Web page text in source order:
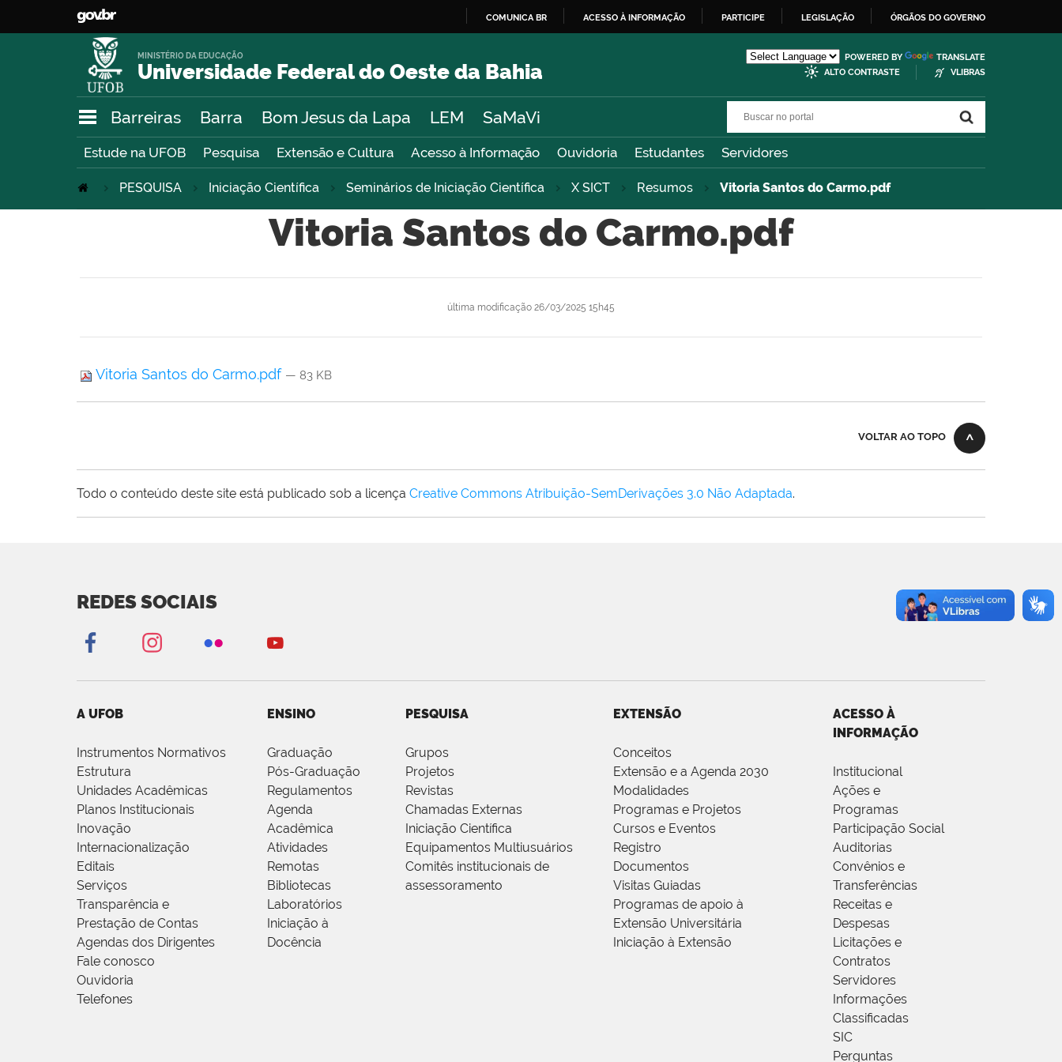
O
COMUNICA BR ACESSO À INFORMAÇÃO PARTICIPE LEGISLAÇÃO ÓRGÃOS DO GOVERNO
Universidade Federal do Oeste da Bahia
MINISTÉRIO DA EDUCAÇÃO POWERED BY
TRANSLATE
ALTO CONTRASTE
VLIBRAS
Barreiras Barra Bom Jesus da Lapa LEM SaMaVi
Estude na UFOB Pesquisa Extensão e Cultura Acesso à Informação Ouvidoria Estudantes Servidores
PESQUISA Iniciação Científica Seminários de Iniciação Científica X SICT Resumos Vitoria Santos do Carmo.pdf
Vitoria Santos do Carmo.pdf
última modificação 26/03/2025 15h45
Vitoria Santos do Carmo.pdf — 83 KB
VOLTAR AO TOPO
Todo o conteúdo deste site está publicado sob a licença Creative Commons Atribuição-SemDerivações 3.0 Não Adaptada.
REDES SOCIAIS
A UFOB
Instrumentos Normativos
Estrutura
Unidades Acadêmicas
Planos Institucionais
Inovação
Internacionalização
Editais
Serviços
Transparência e
Prestação de Contas
Agendas dos Dirigentes
Fale conosco
Ouvidoria
Telefones
ENSINO
Graduação
Pós-Graduação
Regulamentos
Agenda
Acadêmica
Atividades
Remotas
Bibliotecas
Laboratórios
Iniciação à
Docência
PESQUISA
Grupos
Projetos
Revistas
Chamadas Externas
Iniciação Científica
Equipamentos Multiusuários
Comitês institucionais de
assessoramento
EXTENSÃO
Conceitos
Extensão e a Agenda 2030
Modalidades
Programas e Projetos
Cursos e Eventos
Registro
Documentos
Visitas Guiadas
Programas de apoio à
Extensão Universitária
Iniciação à Extensão
ACESSO À
INFORMAÇÃO
Institucional
Ações e
Programas
Participação Social
Auditorias
Convênios e
Transferências
Receitas e
Despesas
Licitações e
Contratos
Servidores
Informações
Classificadas
SIC
Perguntas